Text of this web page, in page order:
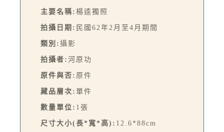
主要名稱: 楊逵獨照
拍攝日期: 民國62年2月至4月期間
類別: 攝影
拍攝者: 河原功
原件與否: 原件
藏品層次: 單件
數量單位: 1張
尺寸大小(長*寬*高): 12.6*88cm